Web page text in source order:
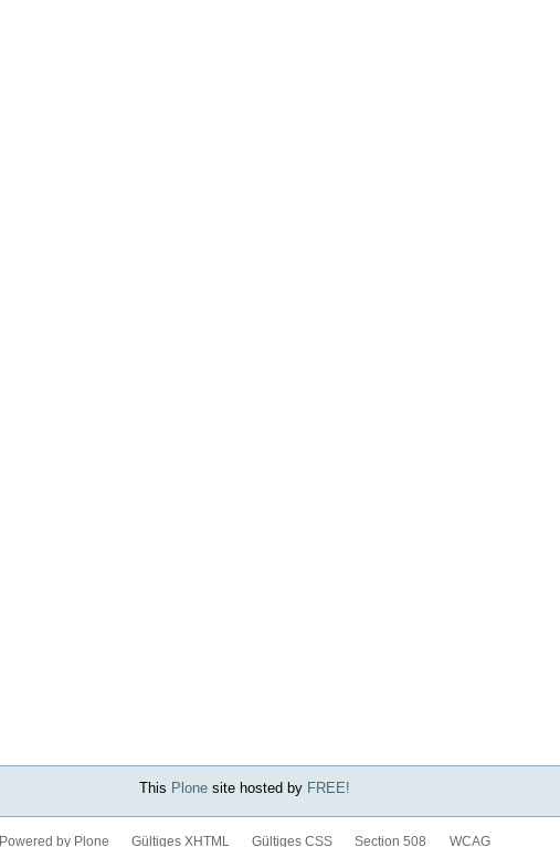
This Plonesite hosted by FREE!
Powered by Plone Gültiges XHTML Gültiges CSS Section 508 WCAG